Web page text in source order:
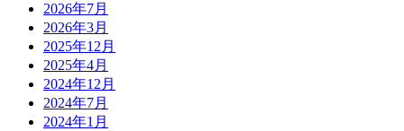
2026年7月
2026年3月
2025年12月
2025年4月
2024年12月
2024年7月
2024年1月